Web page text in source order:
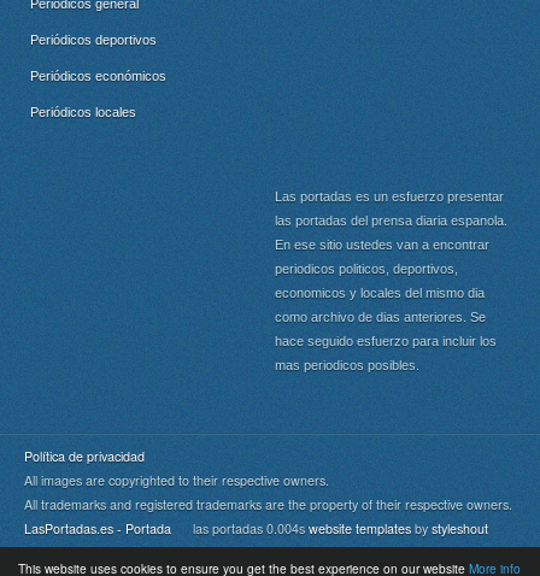
This website uses cookies to ensure you get the best experience on our website More info
Periódicos general
Periódicos deportivos
Periódicos económicos
Periódicos locales
Las portadas es un esfuerzo presentar
las portadas del prensa diaria espanola.
En ese sitio ustedes van a encontrar
periodicos politicos, deportivos,
economicos y locales del mismo dia
como archivo de dias anteriores. Se
hace seguido esfuerzo para incluir los
mas periodicos posibles.
Política de privacidad
All images are copyrighted to their respective owners.
All trademarks and registered trademarks are the property of their respective owners.
LasPortadas.es - Portada las portadas 0.004swebsite templates by styleshout